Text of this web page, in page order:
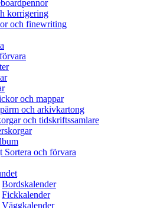
korrigering
och finewriting
och mappar
och arkivkartong
och tidskriftssamlare
Sortera och förvara
Bordskalender
Fickkalender
Väggkalender